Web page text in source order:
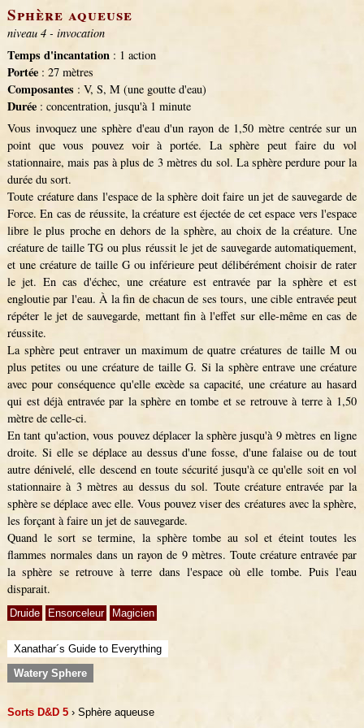
Sphère aqueuse
niveau 4 - invocation
Temps d'incantation : 1 action
Portée : 27 mètres
Composantes : V, S, M (une goutte d'eau)
Durée : concentration, jusqu'à 1 minute
Vous invoquez une sphère d'eau d'un rayon de 1,50 mètre centrée sur un
point que vous pouvez voir à portée. La sphère peut faire du vol
stationnaire, mais pas à plus de 3 mètres du sol. La sphère perdure pour la
durée du sort.
Toute créature dans l'espace de la sphère doit faire un jet de sauvegarde de
Force. En cas de réussite, la créature est éjectée de cet espace vers l'espace
libre le plus proche en dehors de la sphère, au choix de la créature. Une
créature de taille TG ou plus réussit le jet de sauvegarde automatiquement,
et une créature de taille G ou inférieure peut délibérément choisir de rater
le jet. En cas d'échec, une créature est entravée par la sphère et est
engloutie par l'eau. À la fin de chacun de ses tours, une cible entravée peut
répéter le jet de sauvegarde, mettant fin à l'effet sur elle-même en cas de
réussite.
La sphère peut entraver un maximum de quatre créatures de taille M ou
plus petites ou une créature de taille G. Si la sphère entrave une créature
avec pour conséquence qu'elle excède sa capacité, une créature au hasard
qui est déjà entravée par la sphère en tombe et se retrouve à terre à 1,50
mètre de celle-ci.
En tant qu'action, vous pouvez déplacer la sphère jusqu'à 9 mètres en ligne
droite. Si elle se déplace au dessus d'une fosse, d'une falaise ou de tout
autre dénivelé, elle descend en toute sécurité jusqu'à ce qu'elle soit en vol
stationnaire à 3 mètres au dessus du sol. Toute créature entravée par la
sphère se déplace avec elle. Vous pouvez viser des créatures avec la sphère,
les forçant à faire un jet de sauvegarde.
Quand le sort se termine, la sphère tombe au sol et éteint toutes les
flammes normales dans un rayon de 9 mètres. Toute créature entravée par
la sphère se retrouve à terre dans l'espace où elle tombe. Puis l'eau
disparait.
Druide Ensorceleur Magicien
Xanathar´s Guide to Everything
Watery Sphere
Sorts D&D 5 › Sphère aqueuse